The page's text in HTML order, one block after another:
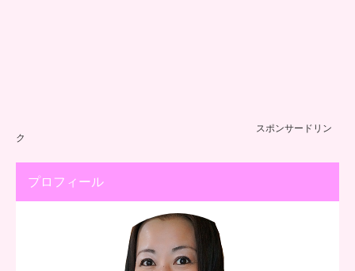
スポンサードリン
ク
プロフィール